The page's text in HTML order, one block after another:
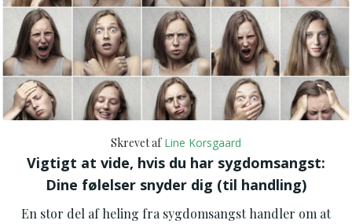
Skrevet af Line Korsgaard
Vigtigt at vide, hvis du har sygdomsangst:
Dine følelser snyder dig (til handling)
En stor del af heling fra sygdomsangst handler om at